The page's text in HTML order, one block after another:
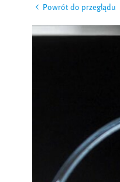
Powrót do przeglądu